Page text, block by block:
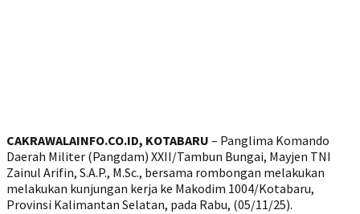
CAKRAWALAINFO.CO.ID, KOTABARU – Panglima Komando
Daerah Militer (Pangdam) XXII/Tambun Bungai, Mayjen TNI
Zainul Arifin, S.A.P., M.Sc., bersama rombongan melakukan
melakukan kunjungan kerja ke Makodim 1004/Kotabaru,
Provinsi Kalimantan Selatan, pada Rabu, (05/11/25).